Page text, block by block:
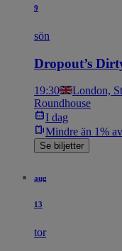
9
sön
Dropout’s
19:30 London,
Roundhouse
I dag
Mindre än 1%
Se biljetter
aug
13
tor